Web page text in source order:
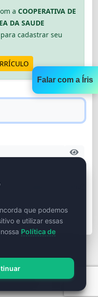
a COOPERATIVA DE
DA SAUDE
cadastrar seu
que podemos
e utilizar essas
Política de
Falar com a Íris